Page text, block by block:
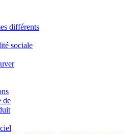
différents
sociale
de